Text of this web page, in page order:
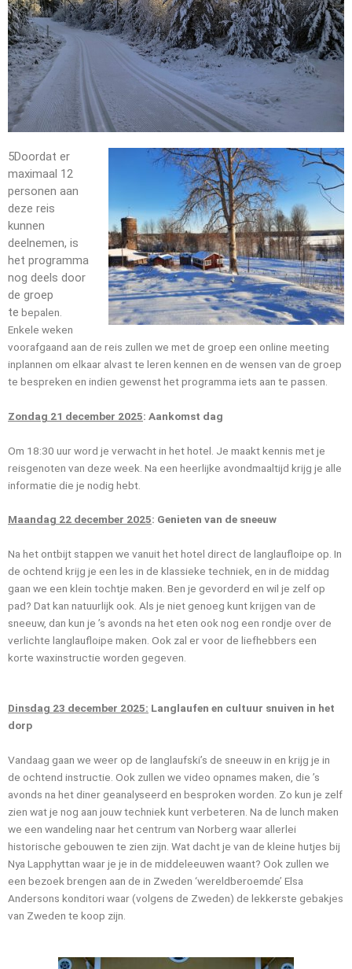
5Doordat er
maximaal 12
personen aan
deze reis
kunnen
deelnemen, is
het programma
nog deels door
de groep
te bepalen.
Enkele weken
voorafgaand aan de reis zullen we met de groep een online meeting
inplannen om elkaar alvast te leren kennen en de wensen van de groep
te bespreken en indien gewenst het programma iets aan te passen.
Zondag 21 december 2025: Aankomst dag
Om 18:30 uur word je verwacht in het hotel. Je maakt kennis met je
reisgenoten van deze week. Na een heerlijke avondmaaltijd krijg je alle
informatie die je nodig hebt.
Maandag 22 december 2025: Genieten van de sneeuw
Na het ontbijt stappen we vanuit het hotel direct de langlaufloipe op. In
de ochtend krijg je een les in de klassieke techniek, en in de middag
gaan we een klein tochtje maken. Ben je gevorderd en wil je zelf op
pad? Dat kan natuurlijk ook. Als je niet genoeg kunt krijgen van de
sneeuw, dan kun je ’s avonds na het eten ook nog een rondje over de
verlichte langlaufloipe maken. Ook zal er voor de liefhebbers een
korte waxinstructie worden gegeven.
Dinsdag 23 december 2025: Langlaufen en cultuur snuiven in het
dorp
Vandaag gaan we weer op de langlaufski’s de sneeuw in en krijg je in
de ochtend instructie. Ook zullen we video opnames maken, die ’s
avonds na het diner geanalyseerd en besproken worden. Zo kun je zelf
zien wat je nog aan jouw techniek kunt verbeteren. Na de lunch maken
we een wandeling naar het centrum van Norberg waar allerlei
historische gebouwen te zien zijn. Wat dacht je van de kleine hutjes bij
Nya Lapphyttan waar je je in de middeleeuwen waant? Ook zullen we
een bezoek brengen aan de in Zweden ‘wereldberoemde’ Elsa
Andersons konditori waar (volgens de Zweden) de lekkerste gebakjes
van Zweden te koop zijn.